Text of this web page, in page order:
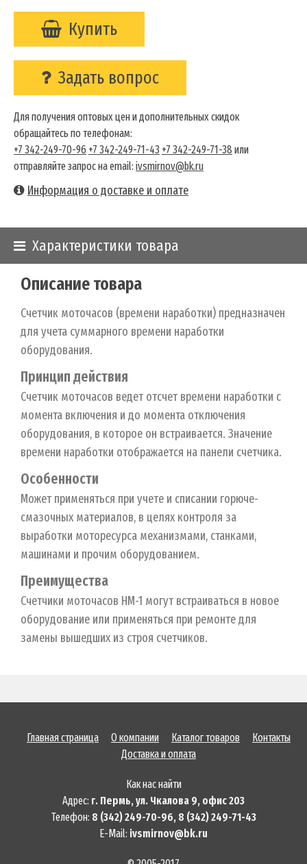
Купить
Задать вопрос
Для получения оптовых цен и дополнительных скидок
обращайтесь по телефонам:
+7 342-249-70-96 +7 342-249-71-43 +7 342-249-71-38 или
отправляйте запрос на email: ivsmirnov@bk.ru
Информация о доставке и оплате
Характеристики товара
Описание товара
Счетчик моточасов (времени наработки) предназначен
для учета суммарного времени наработки
оборудования.
Принцип действия
Счетчик моточасов ведет отсчет времени наработки с
момента включения и до момента отключения
оборудования, в которое он встраивается. Значение
времени наработки отображается на панели счетчика.
Особенности
Может применяться при учете и списании горюче-
смазочных материалов, в целях контроля за
выработки моторесурса механизмами, станками,
машинами и прочим оборудованием.
Преимущества
Счетчики моточасов НМ-1 могут встраиваться в новое
оборудование или применяться при ремонте для
замены вышедших из строя счетчиков.
Как нас найти
Адрес: г. Пермь, ул. Чкалова 9, офис 203
Телефон: 8 (342) 249-70-96, 8 (342) 249-71-43
E-Mail: ivsmirnov@bk.ru
Главная страница О компании Каталог товаров
Контакты
Доставка и оплата